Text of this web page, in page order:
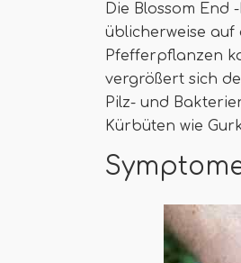
Die Blossom End
üblicherweise auf
Pfefferpflanzen
vergrößert sich
Pilz- und
Kürbüten wie